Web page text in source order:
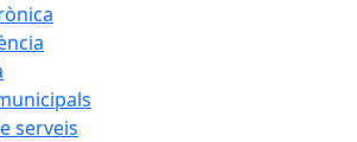
serveis